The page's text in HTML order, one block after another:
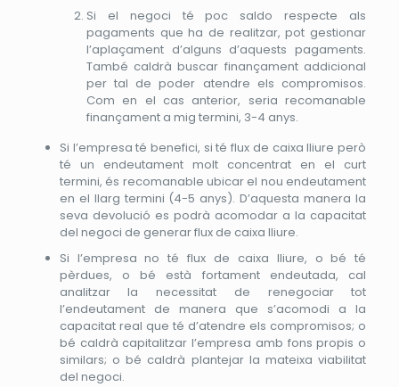
Si el negoci té poc saldo respecte als
pagaments que ha de realitzar, pot gestionar
l’aplaçament d’alguns d’aquests pagaments.
També caldrà buscar finançament addicional
per tal de poder atendre els compromisos.
Com en el cas anterior, seria recomanable
finançament a mig termini, 3-4 anys.
Si l’empresa té benefici, si té flux de caixa lliure però
té un endeutament molt concentrat en el curt
termini, és recomanable ubicar el nou endeutament
en el llarg termini (4-5 anys). D’aquesta manera la
seva devolució es podrà acomodar a la capacitat
del negoci de generar flux de caixa lliure.
Si l’empresa no té flux de caixa lliure, o bé té
pèrdues, o bé està fortament endeutada, cal
analitzar la necessitat de renegociar tot
l’endeutament de manera que s’acomodi a la
capacitat real que té d’atendre els compromisos; o
bé caldrà capitalitzar l’empresa amb fons propis o
similars; o bé caldrà plantejar la mateixa viabilitat
del negoci.